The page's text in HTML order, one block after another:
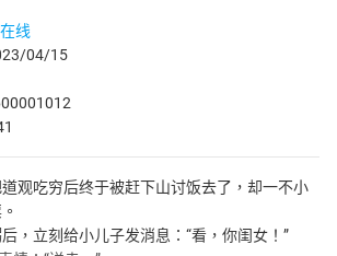
线
04/15
观吃穷后终于被赶下山讨饭去了，却一不小
，立刻给小儿子发消息：“看，你闺女！”